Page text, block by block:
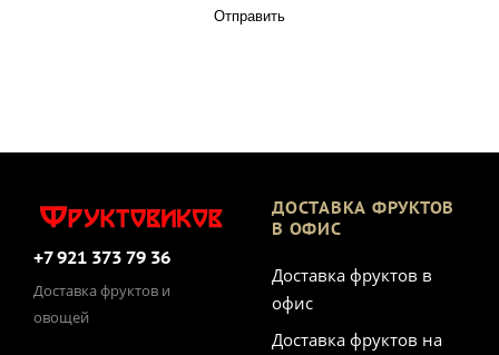
Отправить
+7 921 373 79 36
Доставка фруктов и
овощей
ДОСТАВКА ФРУКТОВ
В ОФИС
Доставка фруктов в
офис
Доставка фруктов на